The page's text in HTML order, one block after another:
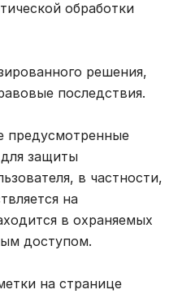
обработки
решения,
последствия.
предусмотренные
защиты
в частности,
на
в охраняемых
доступом.
на странице